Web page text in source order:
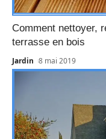
Comment nettoyer,
terrasse en bois
Jardin 8 mai 2019